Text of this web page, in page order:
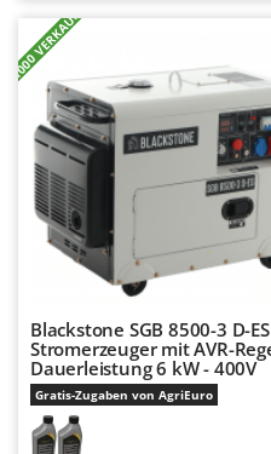
+1000 VERKAUFT
Blackstone SGB 8500-3 D-
Stromerzeuger mit AVR-
Dauerleistung 6 kW - 400V
Gratis-Zugaben von AgriEuro